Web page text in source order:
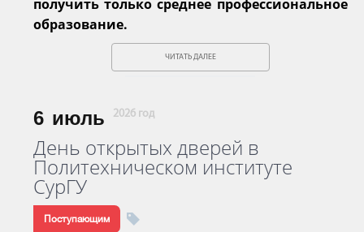
получить только среднее профессиональное
образование.
ЧИТАТЬ ДАЛЕЕ
6 июль 2026 год
День открытых дверей в
Политехническом институте
СурГУ
Поступающим